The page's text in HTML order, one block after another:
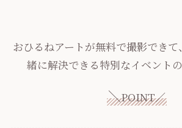
おひるねアートが無料で撮影でき
緒に解決できる特別なイベント
＼POINT／